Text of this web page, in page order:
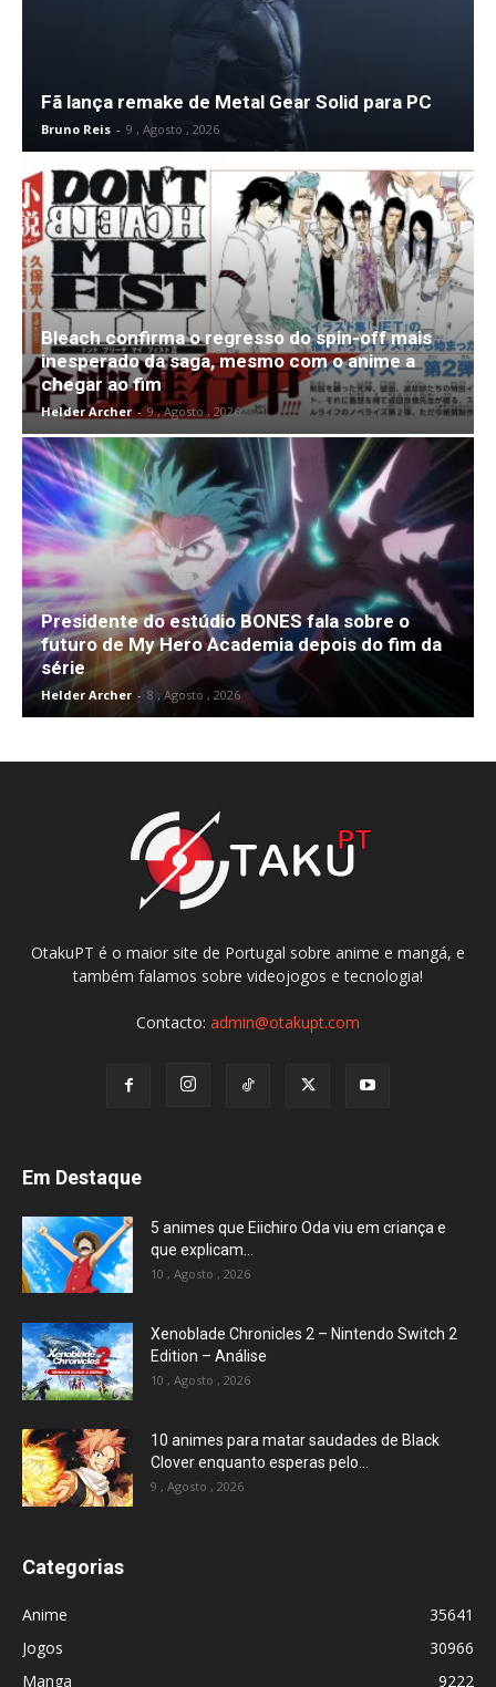
Fã lança remake de Metal Gear Solid para PC
Bruno Reis - 9 , Agosto , 2026
Bleach confirma o regresso do spin-off mais
inesperado da saga, mesmo com o anime a
chegar ao fim
Helder Archer - 9 , Agosto , 2026
Presidente do estúdio BONES fala sobre o
futuro de My Hero Academia depois do fim da
série
Helder Archer - 8 , Agosto , 2026
OtakuPT é o maior site de Portugal sobre anime e mangá, e
também falamos sobre videojogos e tecnologia!
Contacto: admin@otakupt.com
Em Destaque
5 animes que Eiichiro Oda viu em criança e
que explicam...
10 , Agosto , 2026
Xenoblade Chronicles 2 – Nintendo Switch 2
Edition – Análise
10 , Agosto , 2026
10 animes para matar saudades de Black
Clover enquanto esperas pelo...
9 , Agosto , 2026
Categorias
Anime
35641
Jogos
30966
Manga
9222